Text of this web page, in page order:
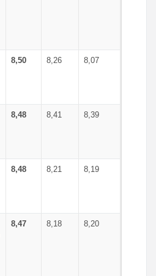
8,50 8,26 8,07
8,48 8,41 8,39
8,48 8,21 8,19
8,47 8,18 8,20